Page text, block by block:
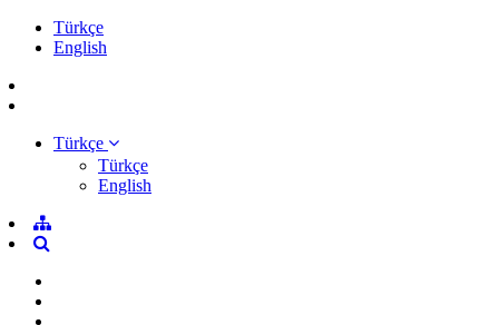
Türkçe
English
Türkçe
Türkçe
English